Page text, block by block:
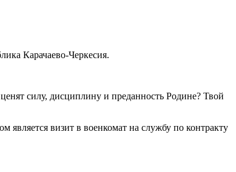
Карачаево-Черкесия.
силу, дисциплину и преданность Родине? Твой
является визит в военкомат на службу по контракту